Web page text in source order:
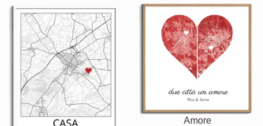
Amore